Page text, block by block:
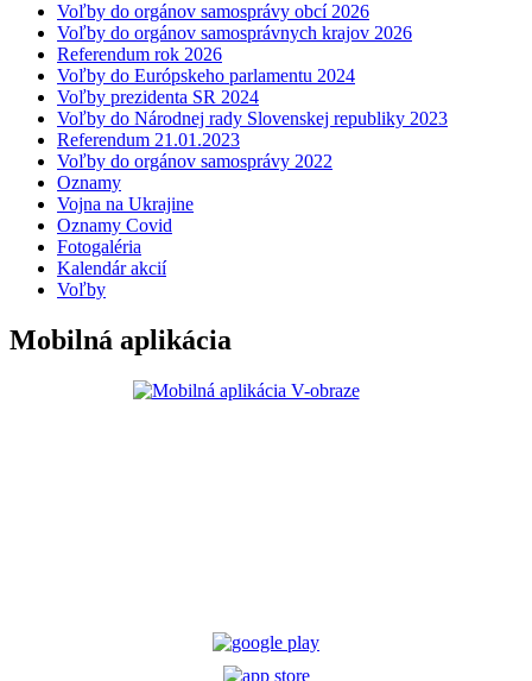
Voľby do orgánov samosprávy obcí 2026
Voľby do orgánov samosprávnych krajov 2026
Referendum rok 2026
Voľby do Európskeho parlamentu 2024
Voľby prezidenta SR 2024
Voľby do Národnej rady Slovenskej republiky 2023
Referendum 21.01.2023
Voľby do orgánov samosprávy 2022
Oznamy
Vojna na Ukrajine
Oznamy Covid
Fotogaléria
Kalendár akcií
Voľby
Mobilná aplikácia